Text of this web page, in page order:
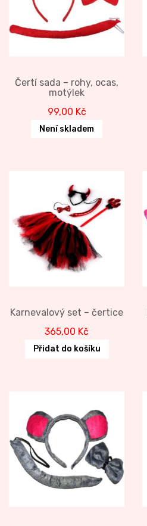
Čertí sada – rohy, ocas,
motýlek
99,00 Kč
Není skladem
Karnevalový set – čertice
365,00 Kč
Přidat do košíku